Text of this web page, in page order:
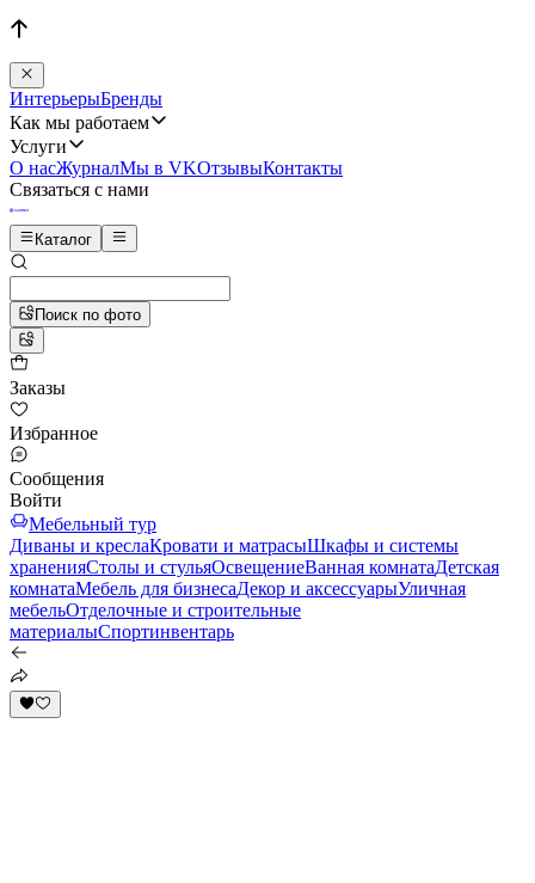
ИнтерьерыБренды
Как мы работаем
Услуги
О насЖурналМы в VKОтзывыКонтакты
Связаться с нами
Каталог
Поиск по фото
Заказы
Избранное
Сообщения
Войти
Мебельный тур
Диваны и креслаКровати и матрасыШкафы и системы
храненияСтолы и стульяОсвещениеВанная комнатаДетская
комнатаМебель для бизнесаДекор и аксессуарыУличная
мебельОтделочные и строительные
материалыСпортинвентарь